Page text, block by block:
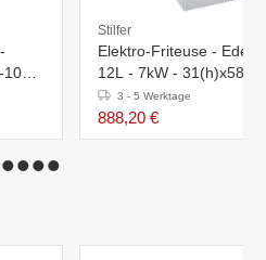
10
Stilfer
Elektro-Friteuse -
12L - 7kW -
3 - 5 Werktage
888,20 €